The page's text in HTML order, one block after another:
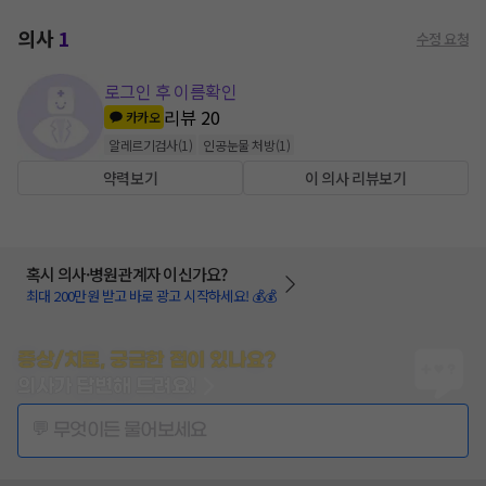
의사1 수정 요청
로그인 후 이름확인
카카오 리뷰 20
알레르기검사(1 ) 인공눈물 처방(1 )
약력보기 이 의사 리뷰보기
혹시 의사·병원관계자 이신가요?
최대 200만원 받고 바로 광고 시작하세요! 💰💰
증상/치료, 궁금한 점이 있나요?